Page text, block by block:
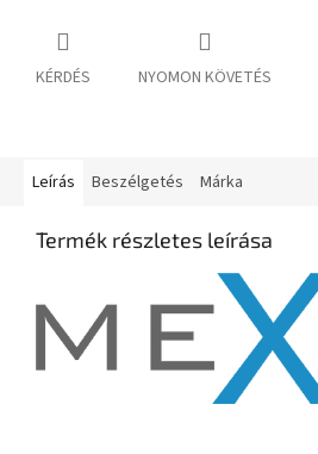
KÉRDÉS NYOMON KÖVETÉS
Leírás Beszélgetés Márka
Termék részletes leírása